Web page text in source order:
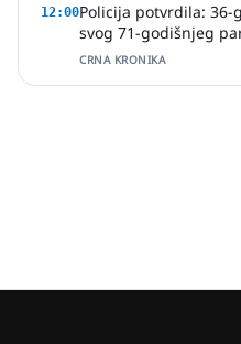
12:00Policija potvrdila:
svog 71-godišnjeg
CRNA KRONIKA